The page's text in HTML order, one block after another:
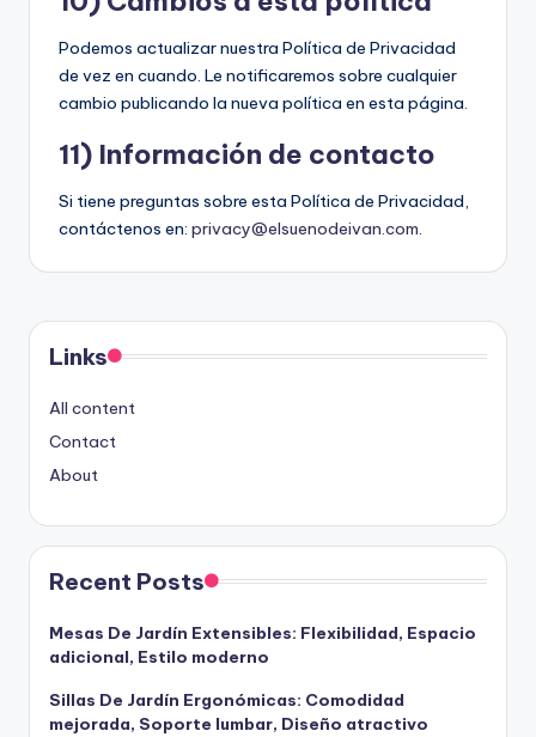
Podemos actualizar nuestra Política de Privacidad
de vez en cuando. Le notificaremos sobre cualquier
cambio publicando la nueva política en esta página.
11) Información de contacto
Si tiene preguntas sobre esta Política de Privacidad,
contáctenos en: privacy@elsuenodeivan.com.
Links
All content
Contact
About
Recent Posts
Mesas De Jardín Extensibles: Flexibilidad, Espacio
adicional, Estilo moderno
Sillas De Jardín Ergonómicas: Comodidad
mejorada, Soporte lumbar, Diseño atractivo